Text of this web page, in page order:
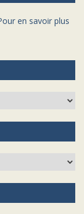
en savoir plus